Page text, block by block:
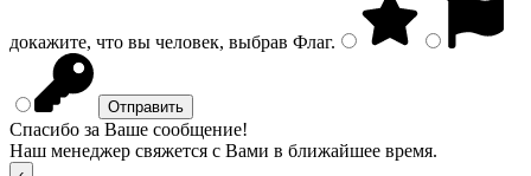
докажите, что вы человек, выбрав Флаг.
Спасибо за Ваше сообщение!
Наш менеджер свяжется с Вами в ближайшее время.